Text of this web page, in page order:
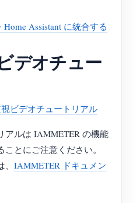
Assistant に統合する
デオチュー
ビデオチュートリアル
アルは IAMMETER の機能
とにご注意ください。
IAMMETER ドキュメン